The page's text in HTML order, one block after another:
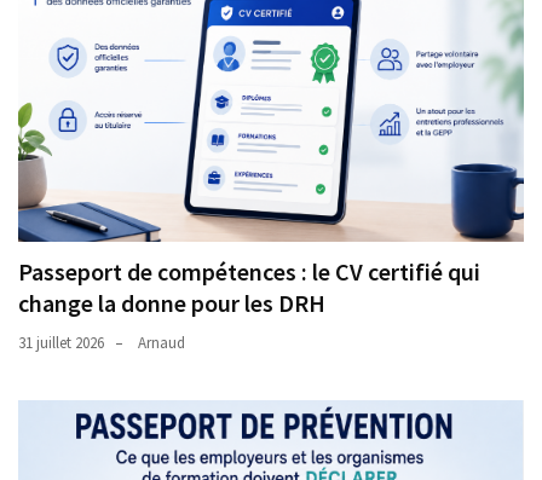
Passeport de compétences : le CV certifié qui
change la donne pour les DRH
31 juillet 2026 Arnaud